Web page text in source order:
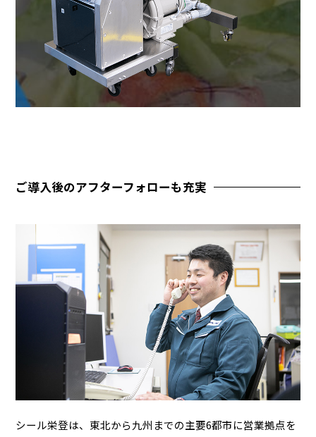
ご導入後のアフターフォローも充実
シール栄登は、東北から九州までの主要6都市に営業拠点を